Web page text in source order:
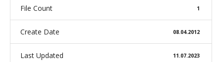
File Count 1
Create Date 08.04.2012
Last Updated 11.07.2023